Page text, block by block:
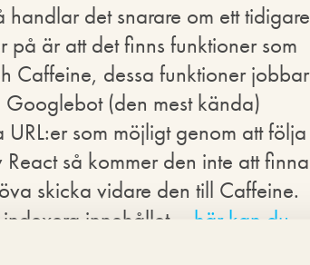
det snarare om ett tidigare
är att det finns funktioner som
Caffeine, dessa funktioner jobbar
(den mest kända)
som möjligt genom att följa
så kommer den inte att finna
skicka vidare den till Caffeine.
innehållet – här kan du